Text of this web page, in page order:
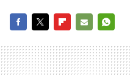
MAIL